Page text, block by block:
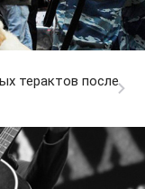
терактов после